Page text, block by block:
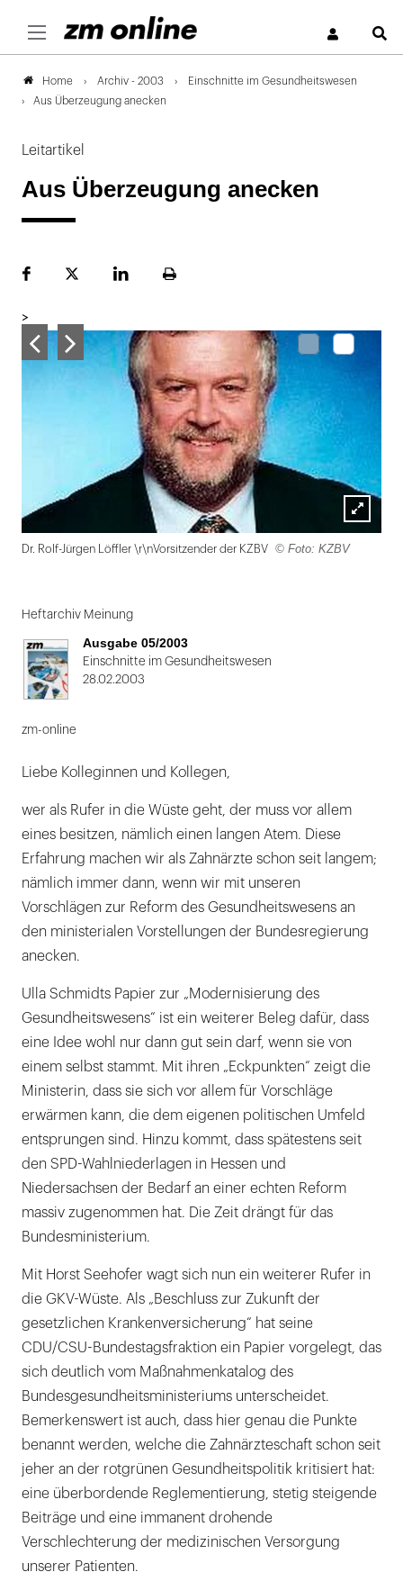
Home Archiv - 2003
Einschnitte im Gesundheitswesen
Aus Überzeugung anecken
Leitartikel
Aus Überzeugung anecken
FacebookPlattformLinekdInSeite
>
Lightbox
öffnen
Dr. Rolf-Jürgen Löffler \r\nVorsitzender der KZBV © Foto: KZBV
1
von
2
Heftarchiv Meinung
Ausgabe 05/2003
Einschnitte im Gesundheitswesen
28.02.2003
zm-online
Liebe Kolleginnen und Kollegen,
wer als Rufer in die Wüste geht, der muss vor allem
eines besitzen, nämlich einen langen Atem. Diese
Erfahrung machen wir als Zahnärzte schon seit langem;
nämlich immer dann, wenn wir mit unseren
Vorschlägen zur Reform des Gesundheitswesens an
den ministerialen Vorstellungen der Bundesregierung
anecken.
Ulla Schmidts Papier zur „Modernisierung des
Gesundheitswesens“ ist ein weiterer Beleg dafür, dass
eine Idee wohl nur dann gut sein darf, wenn sie von
einem selbst stammt. Mit ihren „Eckpunkten“ zeigt die
Ministerin, dass sie sich vor allem für Vorschläge
erwärmen kann, die dem eigenen politischen Umfeld
entsprungen sind. Hinzu kommt, dass spätestens seit
den SPD-Wahlniederlagen in Hessen und
Niedersachsen der Bedarf an einer echten Reform
massiv zugenommen hat. Die Zeit drängt für das
Bundesministerium.
Mit Horst Seehofer wagt sich nun ein weiterer Rufer in
die GKV-Wüste. Als „Beschluss zur Zukunft der
gesetzlichen Krankenversicherung“ hat seine
CDU/CSU-Bundestagsfraktion ein Papier vorgelegt, das
sich deutlich vom Maßnahmenkatalog des
Bundesgesundheitsministeriums unterscheidet.
Bemerkenswert ist auch, dass hier genau die Punkte
benannt werden, welche die Zahnärzteschaft schon seit
jeher an der rotgrünen Gesundheitspolitik kritisiert hat:
eine überbordende Reglementierung, stetig steigende
Beiträge und eine immanent drohende
Verschlechterung der medizinischen Versorgung
unserer Patienten.